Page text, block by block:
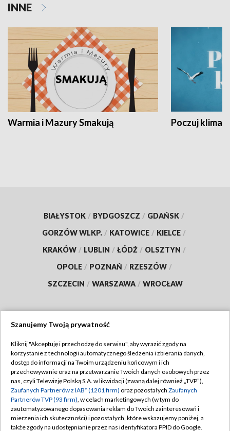
INNE
Warmia i Mazury Smakują Poczuj klimat
BIAŁYSTOK / BYDGOSZCZ / GDAŃSK /
GORZÓW WLKP. / KATOWICE / KIELCE /
KRAKÓW / LUBLIN / ŁÓDŹ / OLSZTYN /
OPOLE / POZNAŃ / RZESZÓW /
SZCZECIN / WARSZAWA / WROCŁAW
TVP
Abonament TVP
Emisja w TVP
Centrum informacji TVP
Naziemna Telewizja Cyfrowa
Regulamin TVP
Polityka prywatności
Moje zgody
Pomoc
Szanujemy Twoją prywatność
Kliknij "Akceptuję i przechodzę do serwisu", aby wyrazić zgody na
korzystanie z technologii automatycznego śledzenia i zbierania danych,
dostęp do informacji na Twoim urządzeniu końcowym i ich
przechowywanie oraz na przetwarzanie Twoich danych osobowych przez
nas, czyli Telewizję Polską S.A. w likwidacji (zwaną dalej również „TVP”),
Zaufanych Partnerów z IAB* (1201 firm) oraz pozostałych Zaufanych
Partnerów TVP (93 firm), w celach marketingowych (w tym do
zautomatyzowanego dopasowania reklam do Twoich zainteresowań i
mierzenia ich skuteczności) i pozostałych, które wskazujemy poniżej, a
także zgody na udostępnianie przez nas identyfikatora PPID do Google.